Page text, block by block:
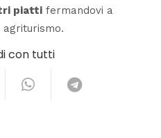
piatti fermandovi a
con tutti